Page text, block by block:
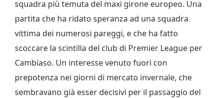
squadra più temuta del maxi girone europeo. Una
partita che ha ridato speranza ad una squadra
vittima dei numerosi pareggi, e che ha fatto
scoccare la scintilla del club di Premier League per
Cambiaso. Un interesse venuto fuori con
prepotenza nei giorni di mercato invernale, che
sembravano già esser decisivi per il passaggio del